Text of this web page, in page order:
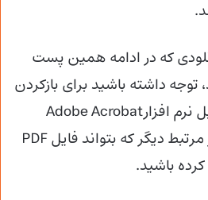
که در ادامه همین پست
توجه داشته باشید برای بازکردن
این فایل شما باید از قبل نرم افزارAdobe Acrobat
باشید.